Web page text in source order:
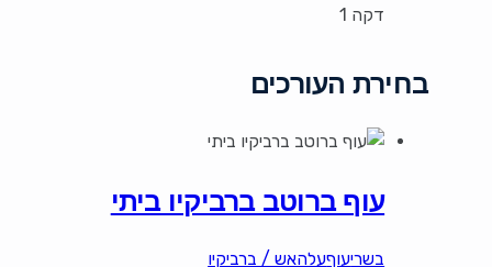
דקה 1
בחירת העורכים
עוף ברוטב ברביקיו ביתי
בשריעוףעלהאש / ברביקיו